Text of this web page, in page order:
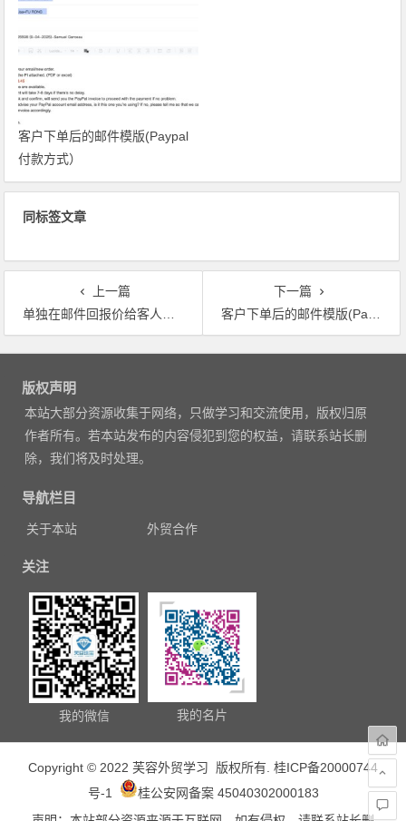
客户下单后的邮件模版(Paypal
付款方式）
同标签文章
上一篇
单独在邮件回报价给客人的邮件模版
下一篇
客户下单后的邮件模版(Paypal付款方式）
文
版权声明
本站大部分资源收集于网络，只做学习和交流使用，版权归原
作者所有。若本站发布的内容侵犯到您的权益，请联系站长删
除，我们将及时处理。
导航栏目
关于本站 外贸合作
关注
我的微信 我的名片
Copyright © 2022 芙容外贸学习 版权所有. 桂ICP备20000744
号-1
桂公安网备案 45040302000183